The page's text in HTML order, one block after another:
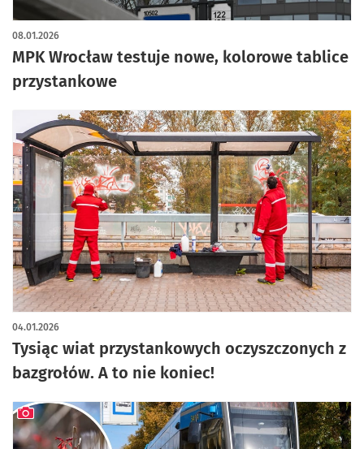
MPK Wrocław testuje nowe, kolorowe tablice
przystankowe
08.01.2026
Tysiąc wiat przystankowych oczyszczonych z
bazgrołów. A to nie koniec!
04.01.2026